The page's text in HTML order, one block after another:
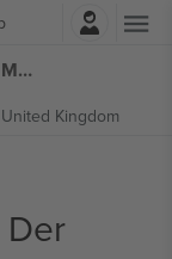
Worcestershire Rapids Men vs Durham Men Metro Bank One Day Cup tickets
Kingdom
Der